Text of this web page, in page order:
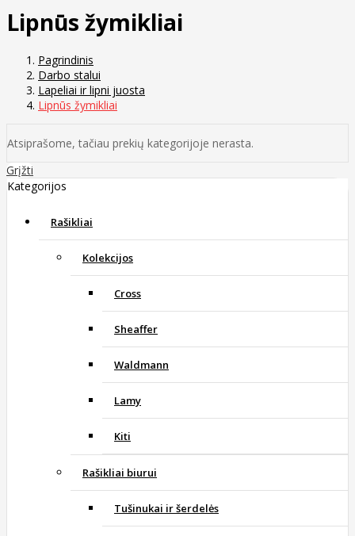
Lipnūs žymikliai
Pagrindinis
Darbo stalui
Lapeliai ir lipni juosta
Lipnūs žymikliai
Atsiprašome, tačiau prekių kategorijoje nerasta.
Grįžti
Kategorijos
Rašikliai
Kolekcijos
Cross
Sheaffer
Waldmann
Lamy
Kiti
Rašikliai biurui
Tušinukai ir šerdelės